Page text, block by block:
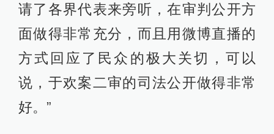
请了各界代表来旁听，在审判公开方
面做得非常充分，而且用微博直播的
方式回应了民众的极大关切，可以
说，于欢案二审的司法公开做得非常
好。”